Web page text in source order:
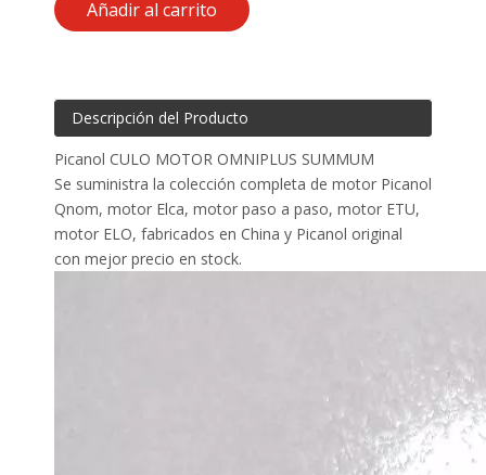
Añadir al carrito
Descripción del Producto
Picanol CULO MOTOR OMNIPLUS SUMMUM
Se suministra la colección completa de motor Picanol
Qnom, motor Elca, motor paso a paso, motor ETU,
motor ELO, fabricados en China y Picanol original
con mejor precio en stock.